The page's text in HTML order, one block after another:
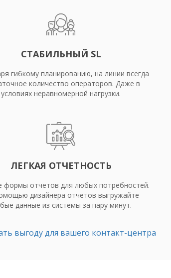
СТАБИЛЬНЫЙ SL
гибкому планированию, на линии всегда
количество операторов. Даже в
условиях неравномерной нагрузки.
ЛЕГКАЯ ОТЧЕТНОСТЬ
формы отчетов для любых потребностей.
дизайнера отчетов выгружайте
данные из системы за пару минут.
выгоду для вашего контакт-центра